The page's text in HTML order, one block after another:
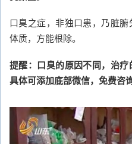
口臭之症，非独口患，乃脏
体质，方能根除。
提醒：口臭的原因不同，治疗
具体可添加底部微信，免费咨